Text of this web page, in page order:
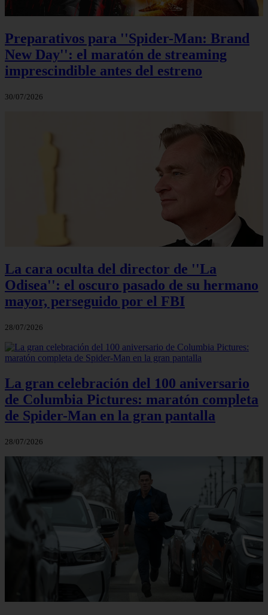
Preparativos para ''Spider-Man: Brand
New Day'': el maratón de streaming
imprescindible antes del estreno
30/07/2026
La cara oculta del director de ''La
Odisea'': el oscuro pasado de su hermano
mayor, perseguido por el FBI
28/07/2026
La gran celebración del 100 aniversario
de Columbia Pictures: maratón completa
de Spider-Man en la gran pantalla
28/07/2026